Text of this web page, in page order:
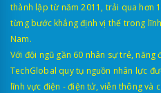
70mai A510
70mai T400
thành lập từ năm 2011, trải qua hơn
từng bước khẳng định vị thế trong
Nam.
Với đội ngũ gần 60 nhân sự trẻ,
TechGlobal quy tụ nguồn nhân lực
lĩnh vực điện - điện tử, viễn thông và